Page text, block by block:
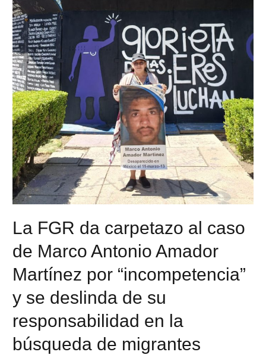
La FGR da carpetazo al caso
de Marco Antonio Amador
Martínez por “incompetencia”
y se deslinda de su
responsabilidad en la
búsqueda de migrantes